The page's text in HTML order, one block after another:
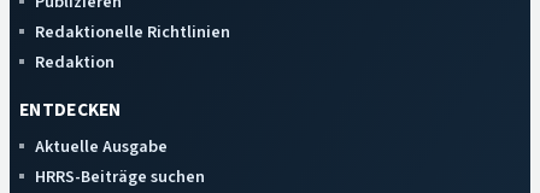
Redaktionelle Richtlinien
Redaktion
ENTDECKEN
Aktuelle Ausgabe
HRRS-Beiträge suchen